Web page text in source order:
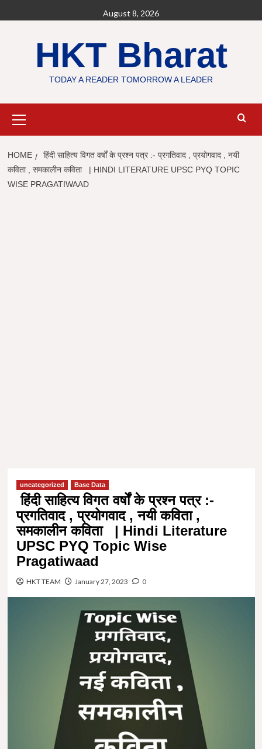
to
August 8, 2026
HKT Bharat
TODAY A READER TOMORROW A LEADER
Menu
HOME
हिंदी साहित्य विगत वर्षों के प्रश्न पत्र :- प्रगतिवाद , प्रयोगवाद , नयी
कविता , समकालीन कविता | HINDI LITERATURE UPSC PYQ TOPIC
WISE PRAGATIWAAD
uncategorized Base Data
हिंदी साहित्य विगत वर्षों के प्रश्न पत्र :-
प्रगतिवाद , प्रयोगवाद , नयी कविता ,
समकालीन कविता | Hindi Literature
UPSC PYQ Topic Wise
Pragatiwaad
HKT TEAM January 27, 2023 0